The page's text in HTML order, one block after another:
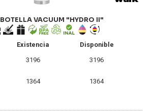
BOTELLA VACUUM "HYDRO II"
Existencia
Disponible
3196
3196
1364 1364